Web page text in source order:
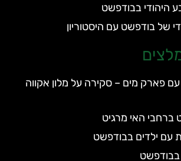
היהודי בבודפשט
של בודפשט עם היסטוריון
פארק מים – סקירה על מלון אקווה
ברחבי האי מרגיט
עם ילדים בבודפשט
בבודפשט